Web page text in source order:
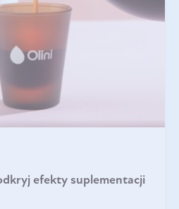
efekty suplementacji